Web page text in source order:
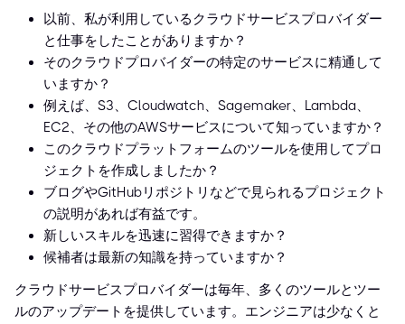
以前、私が利用しているクラウドサービスプロバイダー
と仕事をしたことがありますか？
そのクラウドプロバイダーの特定のサービスに精通して
いますか？
例えば、S3、Cloudwatch、Sagemaker、Lambda、
EC2、その他のAWSサービスについて知っていますか？
このクラウドプラットフォームのツールを使用してプロ
ジェクトを作成しましたか？
ブログやGitHubリポジトリなどで見られるプロジェクト
の説明があれば有益です。
新しいスキルを迅速に習得できますか？
候補者は最新の知識を持っていますか？
クラウドサービスプロバイダーは毎年、多くのツールとツー
ルのアップデートを提供しています。エンジニアは少なくと